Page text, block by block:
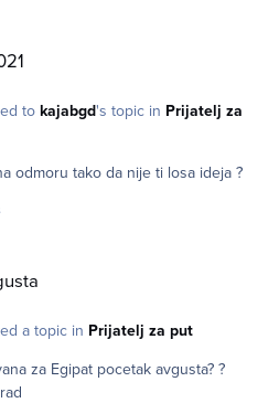
to kajabgd's topic in Prijatelj za
odmoru tako da nije ti losa ideja ?
a topic in Prijatelj za put
za Egipat pocetak avgusta? ?